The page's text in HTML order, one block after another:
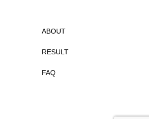
ABOUT
RESULT
FAQ